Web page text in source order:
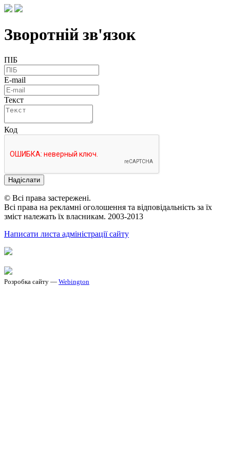
Зворотній зв'язок
ПІБ
E-mail
Текст
Код
Надіслати
© Всі права застережені.
Всі права на рекламні оголошення та відповідальність за їх
зміст належать їх власникам. 2003-2013
Написати листа адміністрації сайту
Розробка сайту — Webington